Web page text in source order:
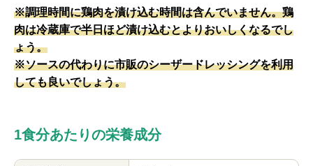
※調理時間に鶏肉を漬け込む時間は含んでいません。鶏
肉は冷蔵庫で半日ほど漬け込むとよりおいしくなるでし
ょう。
※ソースの代わりに市販のシーザードレッシングを利用
しても良いでしょう。
1食分あたりの栄養成分